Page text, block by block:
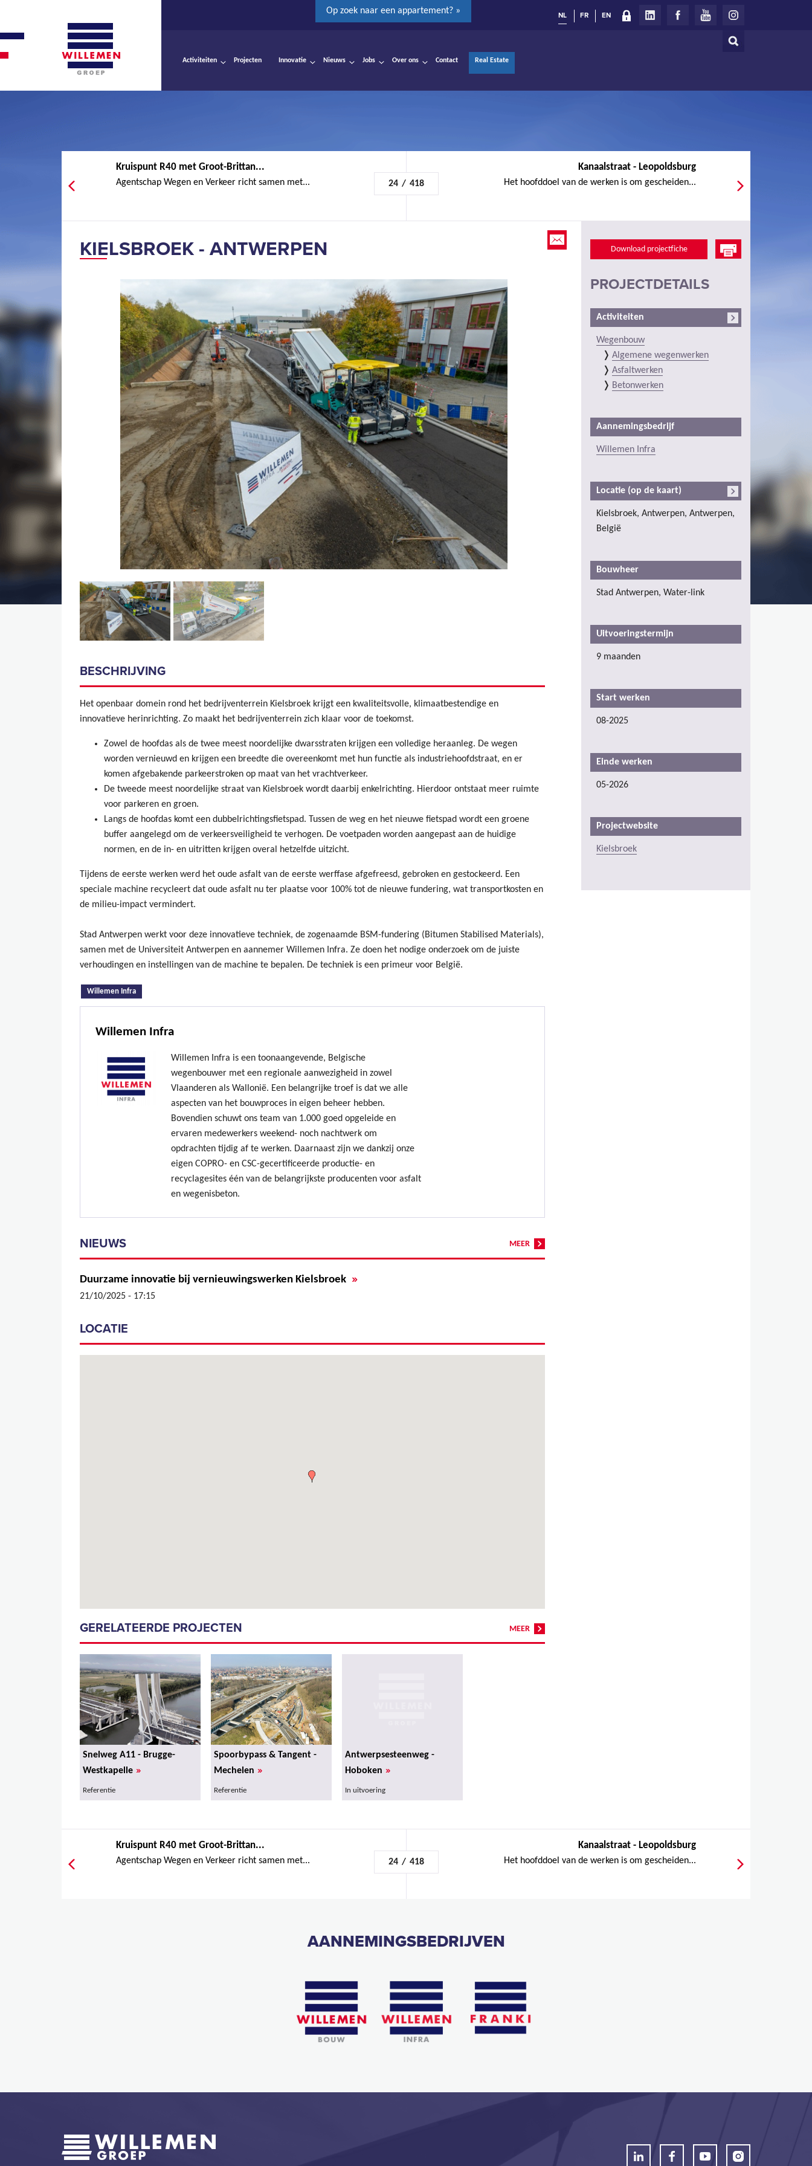
Op zoek naar een appartement? »
Zoeken
NL FR EN
Activiteiten Projecten Innovatie Nieuws Jobs Over ons Contact Real Estate
Kruis­punt R40 met Groot-Brit­tan­...
Agentschap Wegen en Verkeer richt samen met... 24 / 418
Kanaalstraat - Leopoldsburg
Het hoofddoel van de werken is om gescheiden...
KIELSBROEK - ANTWERPEN
BESCHRIJVING
Het openbaar domein rond het bedrijventerrein Kielsbroek krijgt een kwaliteitsvolle, klimaatbestendige en
innovatieve herinrichting. Zo maakt het bedrijventerrein zich klaar voor de toekomst.
Zowel de hoofdas als de twee meest noordelijke dwarsstraten krijgen een volledige heraanleg. De wegen
worden vernieuwd en krijgen een breedte die overeenkomt met hun functie als industriehoofdstraat, en er
komen afgebakende parkeerstroken op maat van het vrachtverkeer.
De tweede meest noordelijke straat van Kielsbroek wordt daarbij enkelrichting. Hierdoor ontstaat meer ruimte
voor parkeren en groen.
Langs de hoofdas komt een dubbelrichtingsfietspad. Tussen de weg en het nieuwe fietspad wordt een groene
buffer aangelegd om de verkeersveiligheid te verhogen. De voetpaden worden aangepast aan de huidige
normen, en de in- en uitritten krijgen overal hetzelfde uitzicht.
Tijdens de eerste werken werd het oude asfalt van de eerste werffase afgefreesd, gebroken en gestockeerd. Een
speciale machine recycleert dat oude asfalt nu ter plaatse voor 100% tot de nieuwe fundering, wat transportkosten en
de milieu-impact vermindert.
Stad Antwerpen werkt voor deze innovatieve techniek, de zogenaamde BSM-fundering (Bitumen Stabilised Materials),
samen met de Universiteit Antwerpen en aannemer Willemen Infra. Ze doen het nodige onderzoek om de juiste
verhoudingen en instellingen van de machine te bepalen. De techniek is een primeur voor België.
Willemen Infra
Willemen Infra
Willemen Infra is een toonaangevende, Belgische
wegenbouwer met een regionale aanwezigheid in zowel
Vlaanderen als Wallonië. Een belangrijke troef is dat we alle
aspecten van het bouwproces in eigen beheer hebben.
Bovendien schuwt ons team van 1.000 goed opgeleide en
ervaren medewerkers weekend- noch nachtwerk om
opdrachten tijdig af te werken. Daarnaast zijn we dankzij onze
eigen COPRO- en CSC-gecertificeerde productie- en
recyclagesites één van de belangrijkste producenten voor asfalt
en wegenisbeton.
MEER
NIEUWS
Duurzame innovatie bij vernieuwingswerken Kielsbroek »
21/10/2025 - 17:15
LOCATIE
GERELATEERDE PROJECTEN MEER
Snelweg A11 - Brugge-
Westkapelle »
Referentie
Spoorbypass & Tangent -
Mechelen »
Referentie
Antwerpsesteenweg -
Hoboken »
In uitvoering
Download projectfiche
PROJECTDETAILS
Activiteiten
Wegenbouw
Algemene wegenwerken
Asfaltwerken
Betonwerken
Aannemingsbedrijf
Willemen Infra
Locatie (op de kaart)
Kielsbroek, Antwerpen, Antwerpen,
België
Bouwheer
Stad Antwerpen, Water-link
Uitvoeringstermijn
9 maanden
Start werken
08-2025
Einde werken
05-2026
Projectwebsite
Kielsbroek
Kruis­punt R40 met Groot-Brit­tan­...
Agentschap Wegen en Verkeer richt samen met... 24 / 418
Kanaalstraat - Leopoldsburg
Het hoofddoel van de werken is om gescheiden...
AANNEMINGSBEDRIJVEN